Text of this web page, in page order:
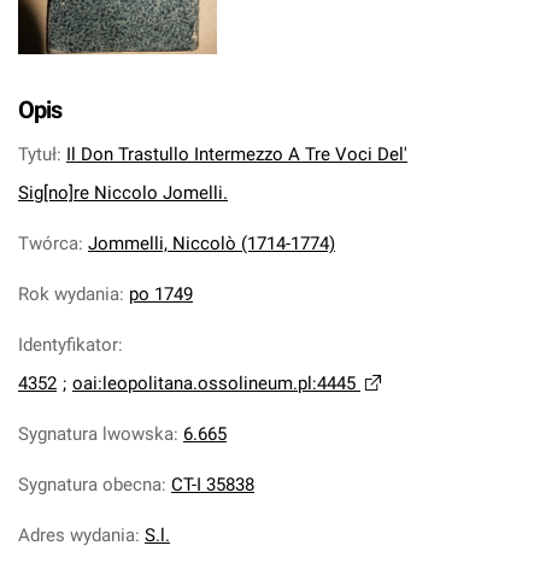
Opis
Tytuł: Il Don Trastullo Intermezzo A Tre Voci Del'
Sig[no]re Niccolo Jomelli.
Twórca: Jommelli, Niccolò (1714-1774)
Rok wydania: po 1749
Identyfikator:
4352 ; oai:leopolitana.ossolineum.pl:4445
Sygnatura lwowska: 6.665
Sygnatura obecna: CT-I 35838
Adres wydania: S.l.